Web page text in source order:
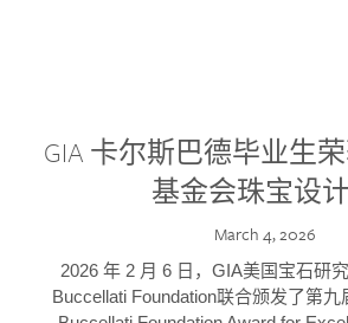
GIA 卡尔斯巴德毕业生
基金会珠宝设
March 4, 2026
2026 年 2 月 6 日，GIA美国宝石研
Buccellati Foundation联合颁发了第九